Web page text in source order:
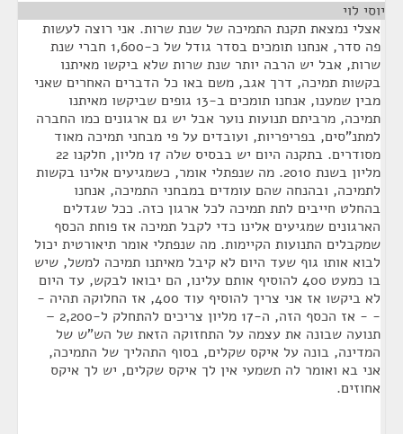
יוסי לוי
אצלי נמצאת תקנת התמיכה של שנת שרות. אני רוצה לעשות
פה סדר, אנחנו תומכים בסדר גודל של כ-1,600 חברי שנת
שרות, אבל יש הרבה יותר שנת שרות שלא ביקשו מאיתנו
בקשות תמיכה, דרך אגב, משם באו כל הדברים האחרים שאני
מבין שמענו, אנחנו תומכים ב-13 גופים שביקשו מאיתנו
תמיכה, מרביתם תנועות נוער אבל יש גם ארגונים כמו החברה
למתנ"סים, בפריפריות, ועובדים על פי מבחני תמיכה מאוד
מסודרים. בתקנה היום יש בבסיס שלה 17 מליון, חלקנו 22
מליון בשנת 2010. מה שנפתלי אומר, כשמגיעים אלינו בקשות
לתמיכה, ובהנחה שהם עומדים במבחני התמיכה, אנחנו
בהחלט חייבים לתת תמיכה לכל ארגון כזה. ככל שגדלים
הארגונים שמגיעים אלינו כדי לקבל תמיכה אז פוחת הכסף
שמקבלים התנועות הקיימות. מה שנפתלי אומר תיאורטית יכול
לבוא אותו גוף שעד היום לא קיבל מאיתנו תמיכה למשל, שיש
בו כמעט 400 להוסיף אותם עלינו, הם יבואו לבקש, עד היום
לא ביקשו אז אני צריך להוסיף עוד 400, אז החלוקה תהיה -
- - אז הכסף הזה, ה-17 מליון צריכים להתחלק ל-2,200 –
תנועה שבונה את עצמה על התחזוקה הזאת של הש"ש של
המדינה, בונה על איקס שקלים, בסוף התהליך של התמיכה,
אני בא ואומר לה תשמעי אין לך איקס שקלים, יש לך איקס
אחוזים.